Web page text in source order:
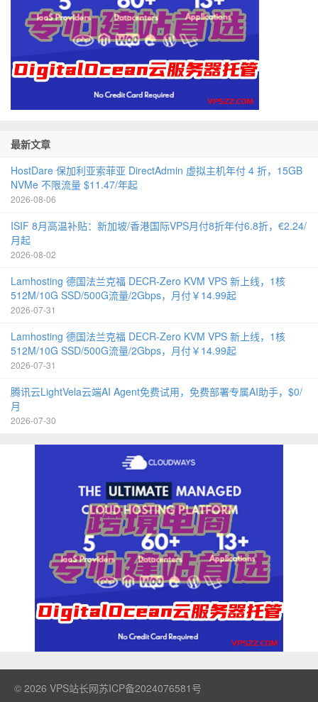
最新文章
HostDare 保加利亚索菲亚 DirectAdmin 虚拟主机年付 4 折，15GB
NVMe 不限流量 $11.47/年起
2026-08-06
ISIF 8月高温补贴：新加坡/香港国际VPS月付8折年付6.8折，€2.24/
月起
2026-08-02
Lamhosting 德国法兰克福 DECR-Zero KVM VPS 新上线，1核
512M/10G SSD/500G流量/2Gbps，月付￥14.99起
2026-07-31
Lamhosting 德国法兰克福 DECR-Zero KVM VPS 新上线，1核
512M/10G SSD/500G流量/2Gbps，月付￥14.99起
2026-07-31
腾讯云LightVela云端AI Agent免费试用，免费部署专属AI助手，$0/
月
2026-07-30
© 2026 VPS站长网苏ICP备2024076581号